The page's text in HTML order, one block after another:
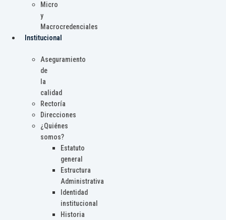
Micro
y
Macrocredenciales
Institucional
Aseguramiento
de
la
calidad
Rectoría
Direcciones
¿Quiénes
somos?
Estatuto
general
Estructura
Administrativa
Identidad
institucional
Historia